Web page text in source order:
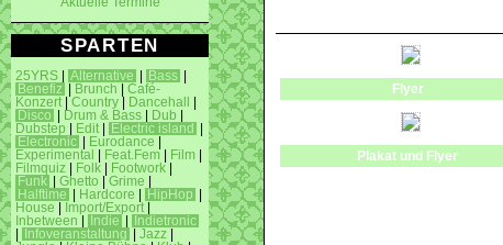
SPARTEN
25YRS Alternative Bass
Benefiz
Brunch
Café-
Konzert
Country Dancehall
Disco
Drum & Bass Dub
Dubstep
Edit Electric island
Electronic
Eurodance
Experimental
Feat.Fem Film
Filmquiz
Folk Footwork
Funk
Ghetto Grime
Halftime
Hardcore HipHop
House
Import/Export
Inbetween
Indie
Indietronic
Infoveranstaltung Jazz
Flyer
Plakat und Flyer